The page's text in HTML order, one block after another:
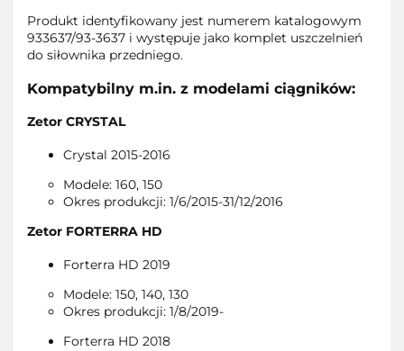
Produkt identyfikowany jest numerem katalogowym
933637/93-3637 i występuje jako komplet uszczelnień
do siłownika przedniego.
Kompatybilny m.in. z modelami ciągników:
Zetor CRYSTAL
Crystal 2015-2016
Modele: 160, 150
Okres produkcji: 1/6/2015-31/12/2016
Zetor FORTERRA HD
Forterra HD 2019
Modele: 150, 140, 130
Okres produkcji: 1/8/2019-
Forterra HD 2018